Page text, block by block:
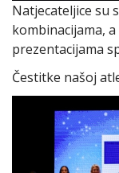
Natjecateljice su
kombinacijama,
prezentacijama
Čestitke našoj